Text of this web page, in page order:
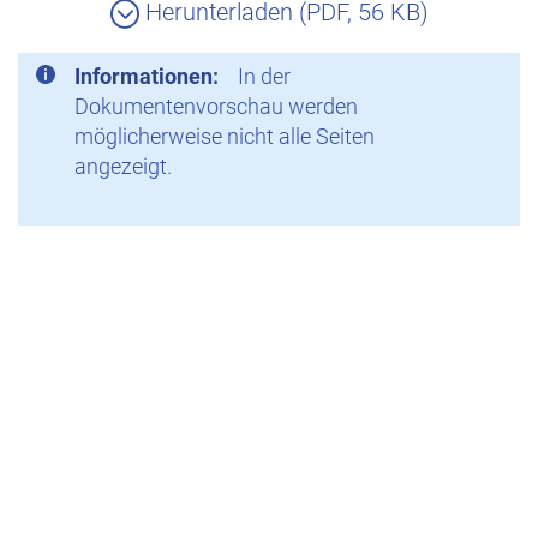
Herunterladen (PDF, 56 KB)
Informationen:
In der
Dokumentenvorschau werden
möglicherweise nicht alle Seiten
angezeigt.